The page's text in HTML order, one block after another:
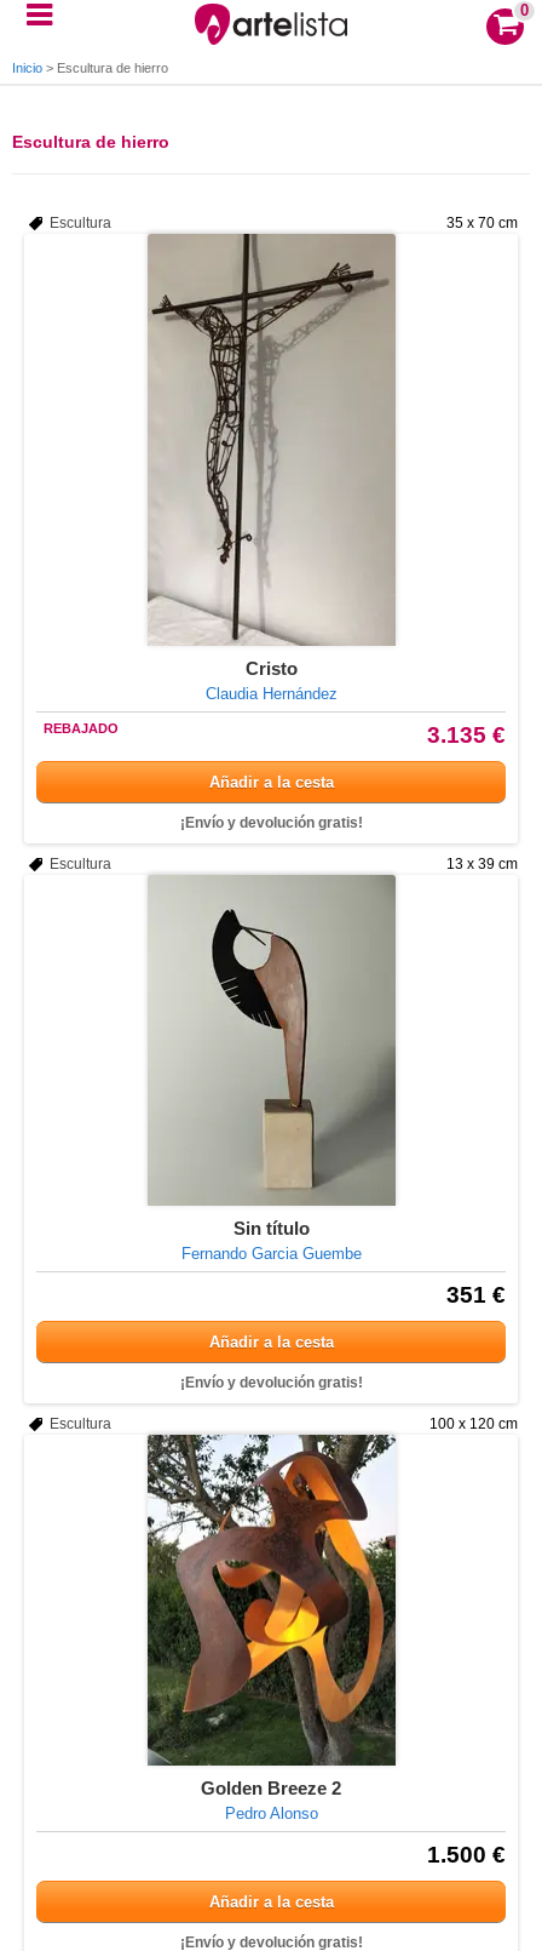
0
Inicio > Escultura de hierro
Escultura de hierro
35 x 70 cm
Escultura
Cristo
Claudia Hernández
3.135 €
REBAJADO
Añadir a la cesta
¡Envío y devolución gratis!
13 x 39 cm
Escultura
Sin título
Fernando Garcia Guembe
351 €
Añadir a la cesta
¡Envío y devolución gratis!
100 x 120 cm
Escultura
Golden Breeze 2
Pedro Alonso
1.500 €
Añadir a la cesta
¡Envío y devolución gratis!